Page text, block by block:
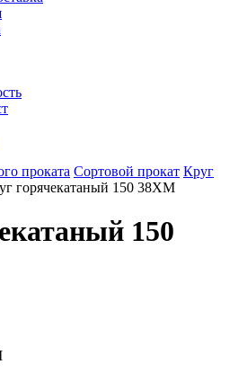
проката Сортовой прокат Круг
горячекатаный 150 38ХМ
150